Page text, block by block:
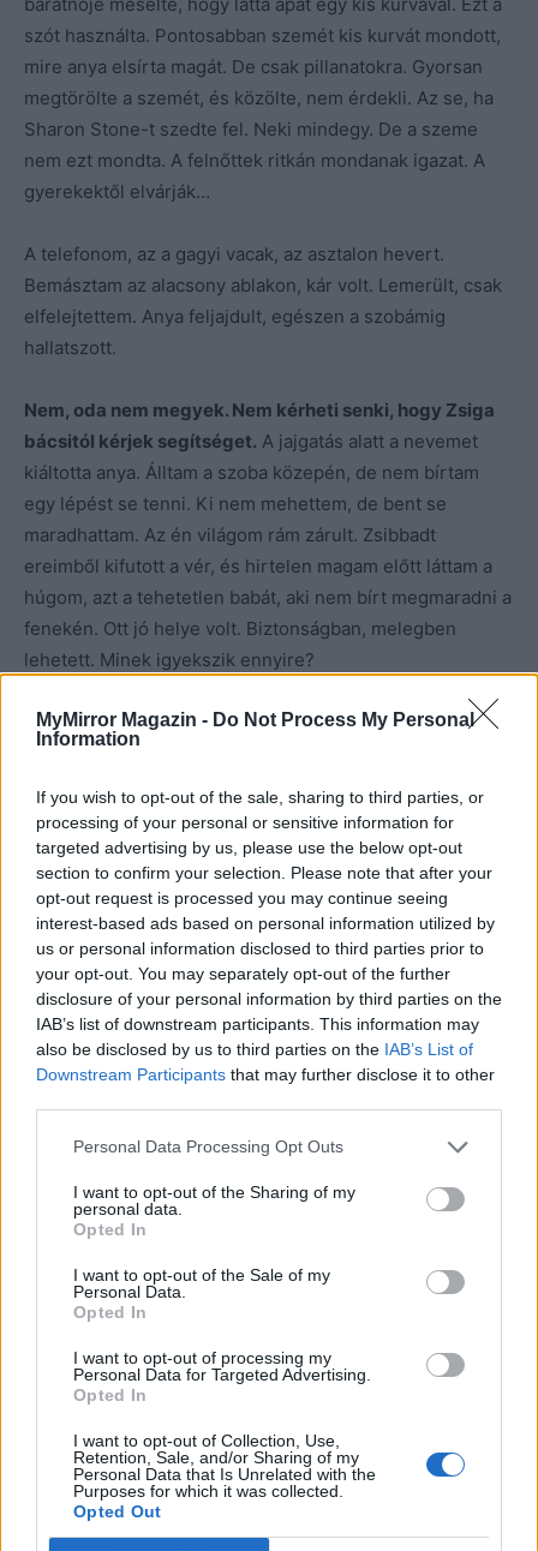
MyMirror Magazin - Do Not Process My Personal
Information
If you wish to opt-out of the sale, sharing to third parties, or
processing of your personal or sensitive information for
targeted advertising by us, please use the below opt-out
section to confirm your selection. Please note that after your
opt-out request is processed you may continue seeing
interest-based ads based on personal information utilized by
us or personal information disclosed to third parties prior to
your opt-out. You may separately opt-out of the further
disclosure of your personal information by third parties on the
IAB’s list of downstream participants. This information may
also be disclosed by us to third parties on the IAB’s List of
Downstream Participants that may further disclose it to other
Personal Data Processing Opt Outs
I want to opt-out of the Sharing of my
personal data.
Opted In
I want to opt-out of the Sale of my
Personal Data.
Opted In
I want to opt-out of processing my
Personal Data for Targeted Advertising.
Opted In
I want to opt-out of Collection, Use,
Retention, Sale, and/or Sharing of my
Personal Data that Is Unrelated with the
Purposes for which it was collected.
Opted Out
szót használta. Pontosabban szemét kis kurvát mondott,
mire anya elsírta magát. De csak pillanatokra. Gyorsan
megtörölte a szemét, és közölte, nem érdekli. Az se, ha
Sharon Stone-t szedte fel. Neki mindegy. De a szeme
nem ezt mondta. A felnőttek ritkán mondanak igazat. A
gyerekektől elvárják…
A telefonom, az a gagyi vacak, az asztalon hevert.
Bemásztam az alacsony ablakon, kár volt. Lemerült, csak
elfelejtettem. Anya feljajdult, egészen a szobámig
hallatszott.
Nem, oda nem megyek. Nem kérheti senki, hogy Zsiga
bácsitól kérjek segítséget. A jajgatás alatt a nevemet
kiáltotta anya. Álltam a szoba közepén, de nem bírtam
egy lépést se tenni. Ki nem mehettem, de bent se
maradhattam. Az én világom rám zárult. Zsibbadt
ereimből kifutott a vér, és hirtelen magam előtt láttam a
húgom, azt a tehetetlen babát, aki nem bírt megmaradni a
fenekén. Ott jó helye volt. Biztonságban, melegben
lehetett. Minek igyekszik ennyire?
A következő jajdulás azonban felriasztott. Istenem, mit
tegyek?Csak oda ne! Vagy talán most nem fog hozzám
hoznom. Egyik szomszédnak sincs kocsija. Öregek, nem
vezetnek, a szemközti ház üres. A lábam ekkor döntött.
Vagy az eszem? Nem emlékszem mennyi idő alatt értem
át a szomszédba az ablakon és a kerten át. A hátsó
veranda üvegére akkorát csaptam, hogy félő volt,
betöröm. Azonnal megjelent Zsiga bácsi. Azzal a
nézéssel nézett, ahogy szokott. Mi a baj, kérdezte
kedvesen? Anya, kiáltottam. Szülni fog. Tényleg, nézett
tovább, de nem sietett. Nem megy az olyan gyorsan,
levett egy barna dzsekit. Álltam és néztem. Megfordult,
majd közelebb lépett. Félsz, faggatott, de tudtam, hogy
nem anya miatt kérdi. Nem válaszoltam. Erre egyenesen a
ahol pisilni szoktam. Jó, felelte. Elsápadtam. Hagyd egy
kicsit, szólt rám mosolyogva. Akkor elviszem anyád.
azt mondom, te akartad, mert kis kurva vagy.
Ezt mondta Teca is arra a nőre. Én is az leszek akkor? Én
nem lehetek. Újra odanyúlt, és markolászni kezdte. Álltam
és hagytam. Aztán mégis ellöktem a kezét. A nyoma
azonban ott maradt. Azon a helyen, ahol pisilni szoktam.